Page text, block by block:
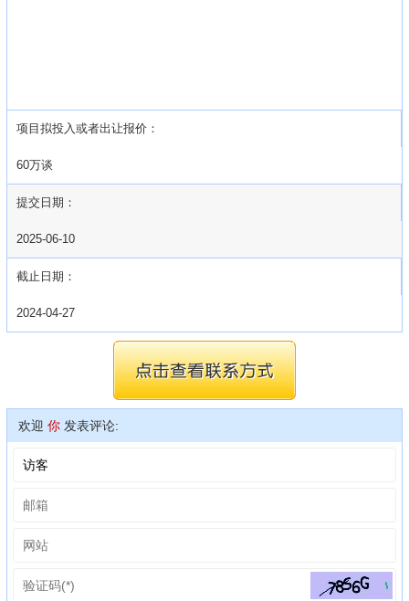
项目拟投入或者出让报价：
60万谈
提交日期：
2025-06-10
截止日期：
2024-04-27
欢迎 你 发表评论: